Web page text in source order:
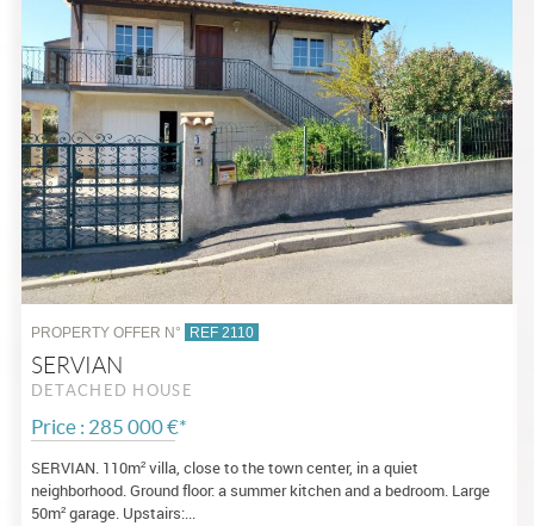
PROPERTY OFFER N° REF 2110
SERVIAN
DETACHED HOUSE
Price : 285 000 €*
SERVIAN. 110m² villa, close to the town center, in a quiet
neighborhood. Ground floor: a summer kitchen and a bedroom. Large
50m² garage. Upstairs:...